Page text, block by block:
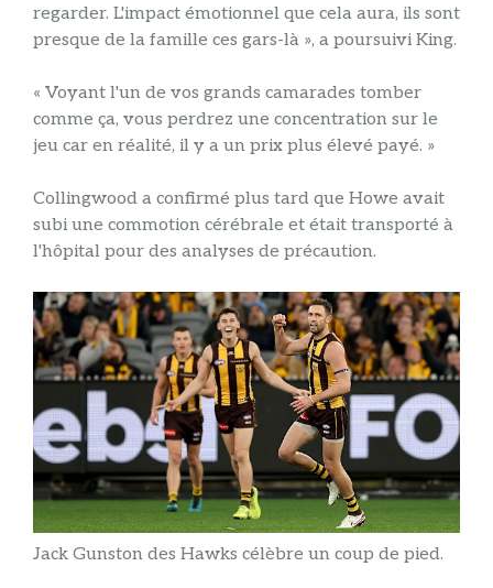
regarder. L'impact émotionnel que cela aura, ils sont
presque de la famille ces gars-là », a poursuivi King.
« Voyant l'un de vos grands camarades tomber
comme ça, vous perdrez une concentration sur le
jeu car en réalité, il y a un prix plus élevé payé. »
Collingwood a confirmé plus tard que Howe avait
subi une commotion cérébrale et était transporté à
l'hôpital pour des analyses de précaution.
Jack Gunston des Hawks célèbre un coup de pied.